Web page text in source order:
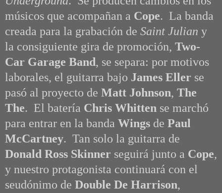
músicos que acompañan a Cope. La banda
creada para la grabación de Saint Julian y
la consiguiente gira de promoción, Two-
Car Garage Band, se separa: por motivos
laborales, el guitarra bajo James Eller se
pasó al proyecto de Matt Johnson, The
The. El batería Chris Whitten se marchó
para entrar en la banda Wings de Paul
McCartney. Tan solo la guitarra de
Donald Ross Skinner seguirá junto a Cope,
y nuestro protagonista continuará con el
seudónimo de Double De Harrison,